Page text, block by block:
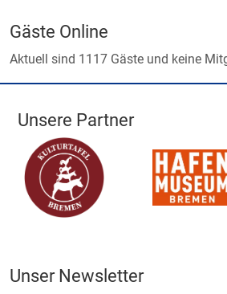
Gäste Online
Aktuell sind 1117 Gäste und keine
Unsere Partner
Unser Newsletter